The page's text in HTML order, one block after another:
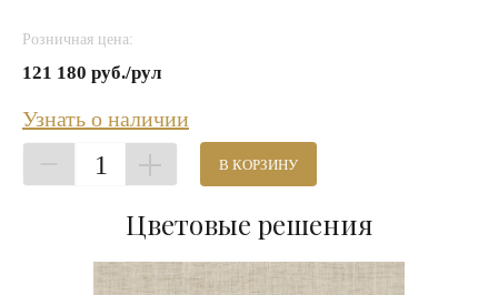
Розничная цена:
121 180 руб./рул
Узнать о наличии
1 В КОРЗИНУ
Цветовые решения